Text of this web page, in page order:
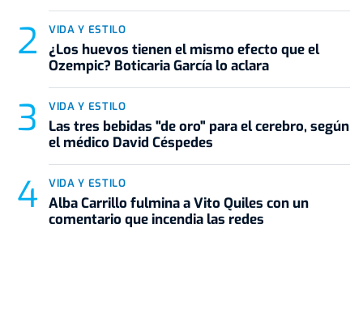
VIDA Y ESTILO
¿Los huevos tienen el mismo efecto que el
Ozempic? Boticaria García lo aclara
VIDA Y ESTILO
Las tres bebidas "de oro" para el cerebro, según
el médico David Céspedes
VIDA Y ESTILO
Alba Carrillo fulmina a Vito Quiles con un
comentario que incendia las redes